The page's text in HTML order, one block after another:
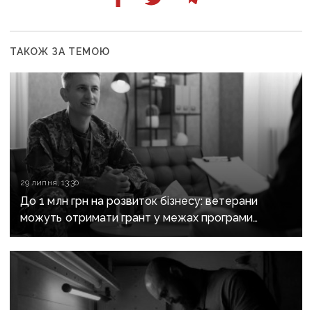
ТАКОЖ ЗА ТЕМОЮ
29 липня, 13:30
До 1 млн грн на розвиток бізнесу: ветерани
можуть отримати грант у межах програми
«Жити назустріч»